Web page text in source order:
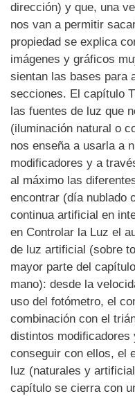
dirección) y que, una
nos van a permitir
propiedad se explica
imágenes y gráficos
sientan las bases para
secciones. El capítulo
las fuentes de luz que
(iluminación natural o
nos enseña a usarla a
modificadores y a
al máximo las
encontrar (día nublado
continua artificial en
en Controlar la Luz el
de luz artificial (sobre
mayor parte del
mano): desde la
uso del fotómetro, el
combinación con el
distintos modificadores
conseguir con ellos, el
luz (naturales y
capítulo se cierra con